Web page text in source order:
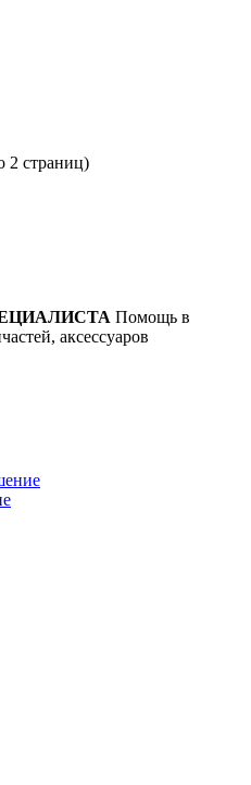
2 страниц)
Помощь в
аксессуаров